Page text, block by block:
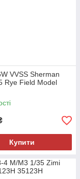
VVSS Sherman
Rye Field Model
Купити